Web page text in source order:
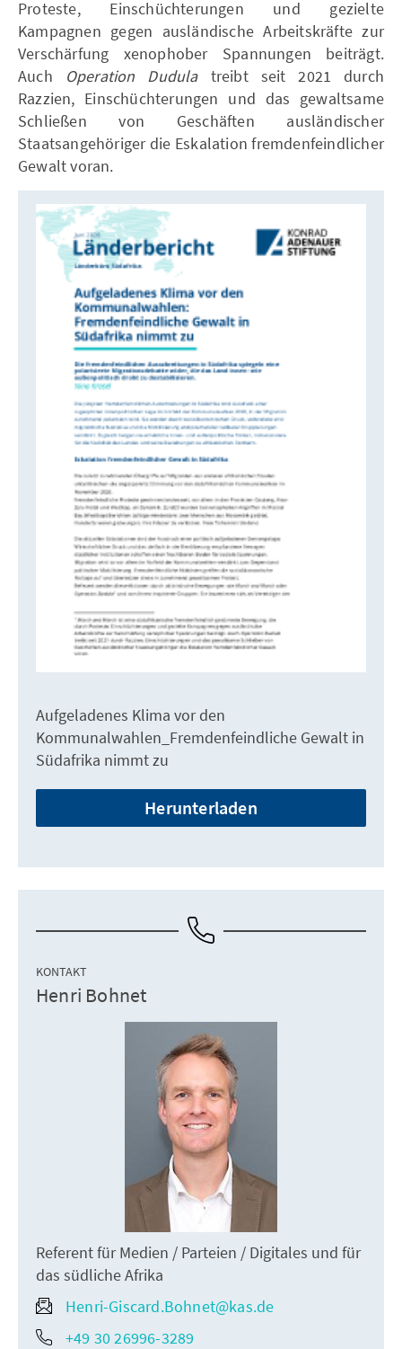
Proteste, Einschüchterungen und gezielte
Kampagnen gegen ausländische Arbeitskräfte zur
Verschärfung xenophober Spannungen beiträgt.
Auch Operation Dudulatreibt seit 2021 durch
Razzien, Einschüchterungen und das gewaltsame
Schließen von Geschäften ausländischer
Staatsangehöriger die Eskalation fremdenfeindlicher
Gewalt voran.
Aufgeladenes Klima vor den
Kommunalwahlen_Fremdenfeindliche Gewalt in
Südafrika nimmt zu
Herunterladen
KONTAKT
Henri Bohnet
Referent für Medien / Parteien / Digitales und für
das südliche Afrika
Henri-Giscard.Bohnet@kas.de
+49 30 26996-3289